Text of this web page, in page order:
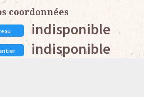
coordonnées
indisponible
indisponible